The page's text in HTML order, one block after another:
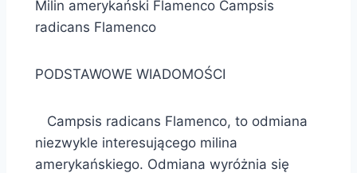
Milin amerykański Flamenco Campsis
radicans Flamenco
PODSTAWOWE WIADOMOŚCI
Campsis radicans Flamenco, to odmiana
niezwykle interesującego milina
amerykańskiego. Odmiana wyróżnia się